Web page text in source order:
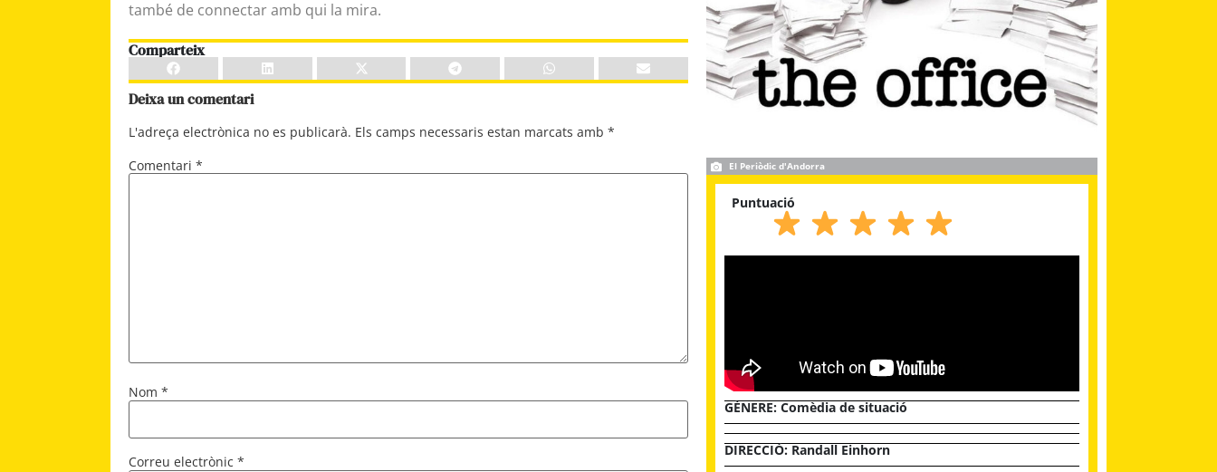
també de connectar amb qui la mira.
Comparteix
Deixa un comentari
L'adreça electrònica no es publicarà. Els camps necessaris estan marcats amb *
Comentari *
Nom *
Correu electrònic *
El Periòdic d'Andorra
Puntuació
GÈNERE:Comèdia de situació
DIRECCIÓ: Randall Einhorn